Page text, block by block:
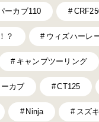
ーカブ110
？ ウィズハーレ
キャンプツーリング
カブ CT125
Ninja スズキ